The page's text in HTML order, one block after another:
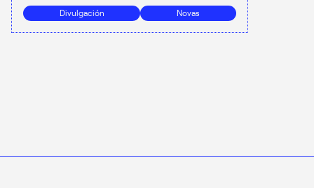
Divulgación Novas